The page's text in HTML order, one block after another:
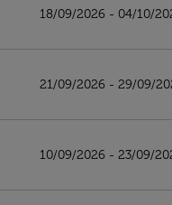
18/09/2026 - 04/10/
21/09/2026 - 29/09/
10/09/2026 - 23/09/